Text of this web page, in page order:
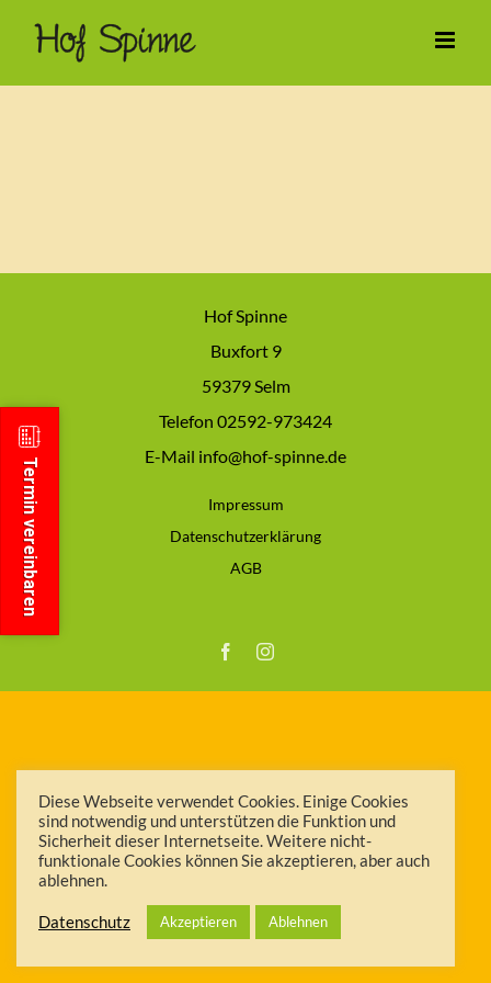
Inhalt
Hof Spinne
Buxfort 9
59379 Selm
Telefon 02592-973424
E-Mail info@hof-spinne.de
Impressum
Datenschutzerklärung
AGB
FacebookInstagram
Diese Webseite verwendet Cookies. Einige Cookies
sind notwendig und unterstützen die Funktion und
Sicherheit dieser Internetseite. Weitere nicht-
funktionale Cookies können Sie akzeptieren, aber auch
ablehnen.
Datenschutz Akzeptieren Ablehnen
Termin vereinbaren